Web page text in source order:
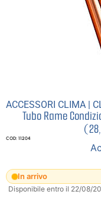
ACCESSORI CLIMA |
Tubo Rame
COD: 11204
In arrivo
Disponibile entro il 22/08/